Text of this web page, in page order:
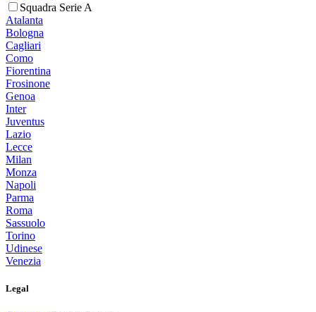
Squadra Serie A
Atalanta
Bologna
Cagliari
Como
Fiorentina
Frosinone
Genoa
Inter
Juventus
Lazio
Lecce
Milan
Monza
Napoli
Parma
Roma
Sassuolo
Torino
Udinese
Venezia
Legal